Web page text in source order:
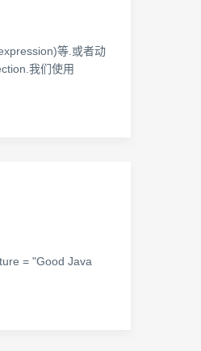
等.或者动
我们使用
= "Good Java